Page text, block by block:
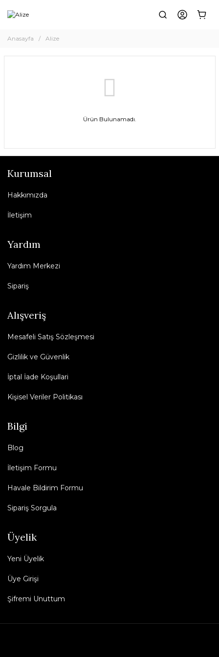
Anasayfa Alize
Ürün Bulunamadı.
Kurumsal
Hakkımızda
İletişim
Yardım
Yardım Merkezi
Sipariş
Alışveriş
Mesafeli Satış Sözleşmesi
Gizlilik ve Güvenlik
İptal İade Koşullari
Kişisel Veriler Politikası
Bilgi
Blog
İletişim Formu
Havale Bildirim Formu
Sipariş Sorgula
Üyelik
Yeni Üyelik
Üye Girişi
Şifremi Unuttum